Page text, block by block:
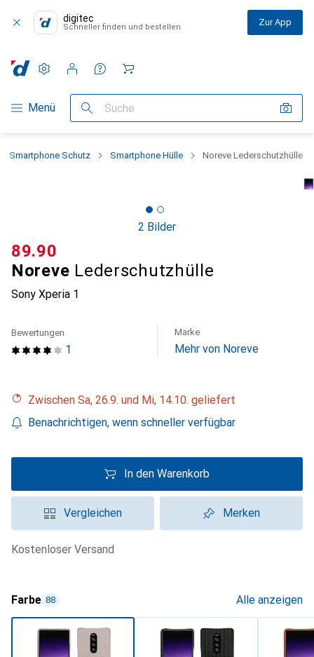
digitec
Schneller finden und bestellen Zur App
Navigation nach Kategorien
Menü Suche
Einstellungen
Kundenkonto
Vergleichslisten
Merklisten
Warenkorb
Smartphone Schutz Smartphone Hülle Noreve Lederschutzhülle
2 Bilder
Noreve Lederschutzhülle
Sony Xperia 1
CHF
89.90
1
Bewertungen Marke
Mehr von Noreve
Zwischen Sa, 26.9. und Mi, 14.10. geliefert
Benachrichtigen, wenn schneller verfügbar
In den Warenkorb
Vergleichen Merken
kostenloser Versand
Farbe 88 Alle anzeigen